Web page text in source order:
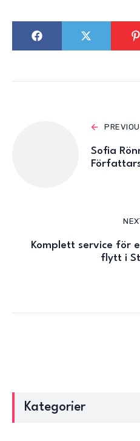
Sofia
Komplett service för
flytt i
Kategorier